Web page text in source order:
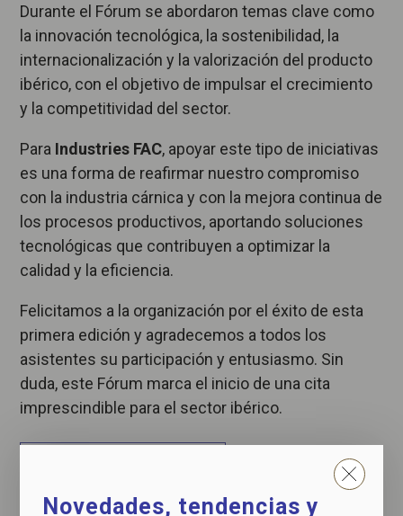
Durante el Fórum se abordaron temas clave como
la innovación tecnológica, la sostenibilidad, la
internacionalización y la valorización del producto
ibérico, con el objetivo de impulsar el crecimiento
y la competitividad del sector.
Para Industries FAC, apoyar este tipo de iniciativas
es una forma de reafirmar nuestro compromiso
con la industria cárnica y con la mejora continua de
los procesos productivos, aportando soluciones
tecnológicas que contribuyen a optimizar la
calidad y la eficiencia.
Felicitamos a la organización por el éxito de esta
primera edición y agradecemos a todos los
asistentes su participación y entusiasmo. Sin
duda, este Fórum marca el inicio de una cita
imprescindible para el sector ibérico.
Novedades, tendencias y